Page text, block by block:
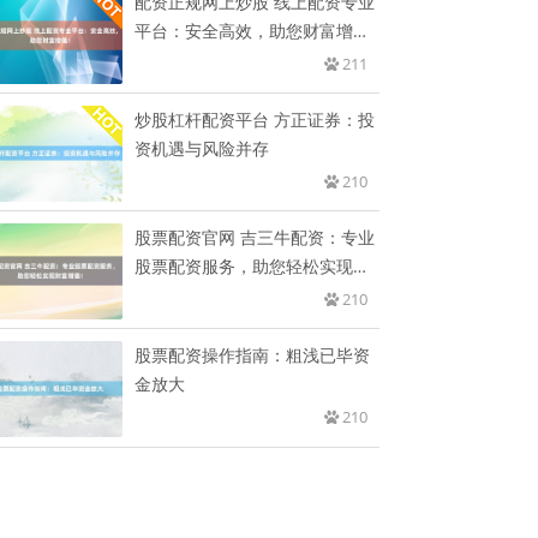
平台：安全高效，助您财富增
211
炒股杠杆配资平台 方正证券：投
资机遇与风险并存
210
股票配资官网 吉三牛配资：专业
股票配资服务，助您轻松实现财
210
股票配资操作指南：粗浅已毕资
金放大
210